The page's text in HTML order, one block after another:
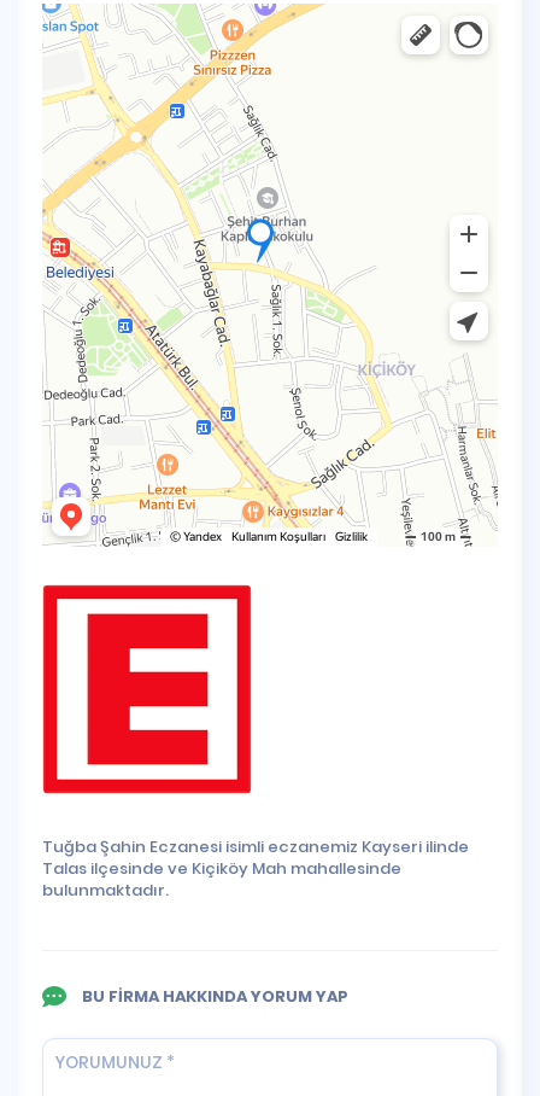
Tuğba Şahin Eczanesi isimli eczanemiz Kayseri ilinde
Talas ilçesinde ve Kiçiköy Mah mahallesinde
bulunmaktadır.
BU FİRMA HAKKINDA YORUM YAP